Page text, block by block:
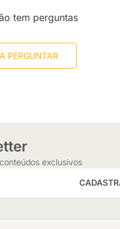
tem perguntas
PERGUNTAR
exclusivos